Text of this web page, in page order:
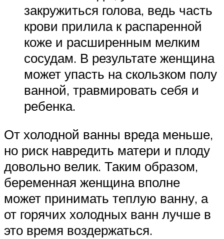
закружиться голова, ведь часть
крови прилила к распаренной
коже и расширенным мелким
сосудам. В результате женщина
может упасть на скользком полу
ванной, травмировать себя и
ребенка.
От холодной ванны вреда меньше,
но риск навредить матери и плоду
довольно велик. Таким образом,
беременная женщина вполне
может принимать теплую ванну, а
от горячих холодных ванн лучше в
это время воздержаться.